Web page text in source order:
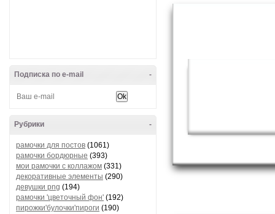
-
Подписка по e-mail
-
Рубрики
рамочки для постов (1061)
рамочки бордюрные (393)
мои рамочки с коллажом (331)
декоративные элементы (290)
девушки png (194)
рамочки 'цветочный фон' (192)
пирожки'булочки'пироги (190)